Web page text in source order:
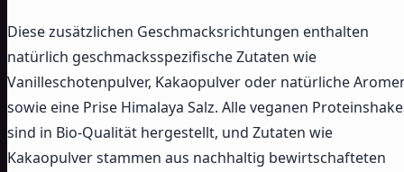
Diese zusätzlichen Geschmacksrichtungen enthalten
natürlich geschmacksspezifische Zutaten wie
Vanilleschotenpulver, Kakaopulver oder natürliche
sowie eine Prise Himalaya Salz. Alle veganen
sind in Bio-Qualität hergestellt, und Zutaten wie
Kakaopulver stammen aus nachhaltig bewirtschafteten